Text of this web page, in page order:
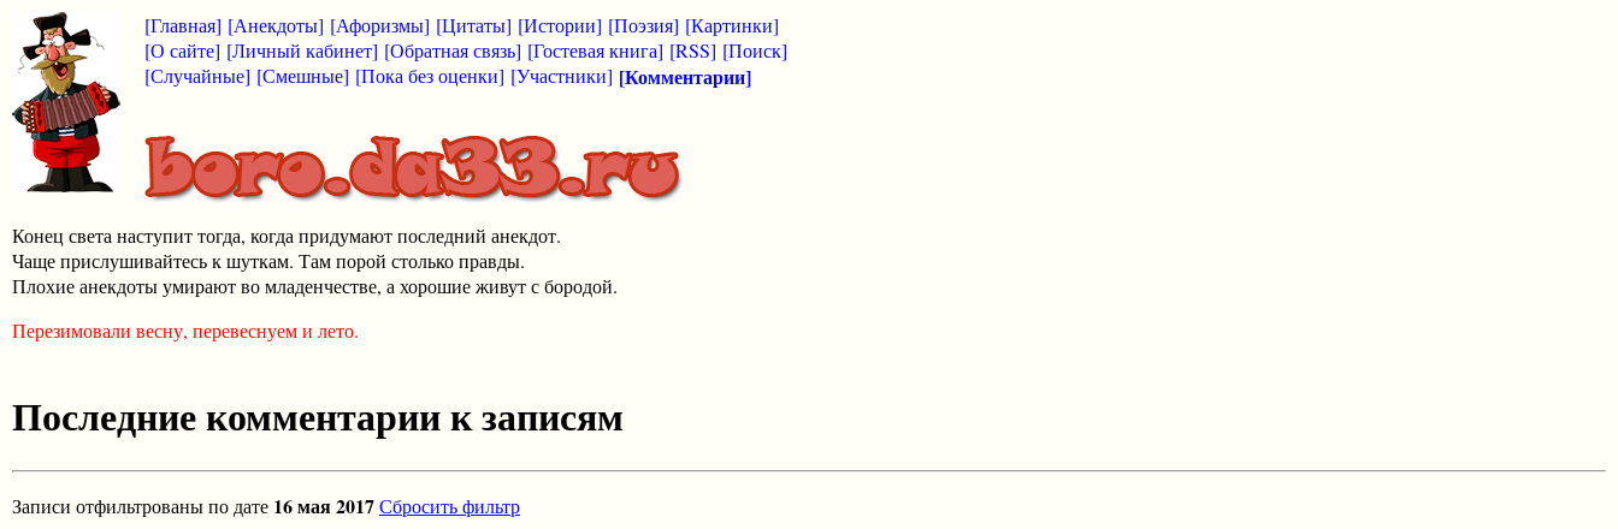
[Главная] [Анекдоты] [Афоризмы] [Цитаты] [Истории] [Поэзия] [Картинки]
[О сайте] [Личный кабинет] [Обратная связь] [Гостевая книга] [RSS] [Поиск]
[Случайные] [Смешные] [Пока без оценки] [Участники] [Комментарии]
Конец света наступит тогда, когда придумают последний анекдот.
Чаще прислушивайтесь к шуткам. Там порой столько правды.
Плохие анекдоты умирают во младенчестве, а хорошие живут с бородой.
Перезимовали весну, перевеснуем и лето.
Последние комментарии к записям
Записи отфильтрованы по дате 16 мая 2017Сбросить фильтр